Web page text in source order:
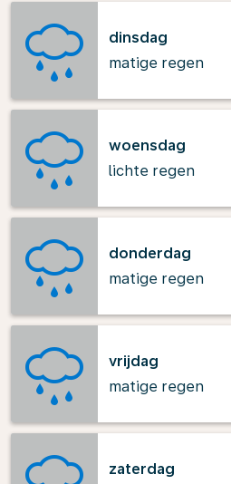
dinsdag
matige regen
woensdag
lichte regen
donderdag
matige regen
vrijdag
matige regen
zaterdag